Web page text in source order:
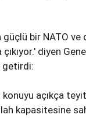
bir NATO
diyen
getirdi:
açıkça
kapasitesine